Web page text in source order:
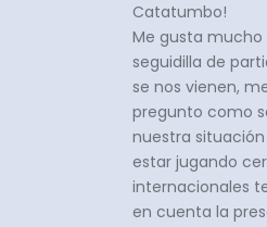
Catatumbo!
Me gusta mucho
seguidilla de
se nos vienen,
pregunto como
nuestra
estar jugando
internacionales
en cuenta la